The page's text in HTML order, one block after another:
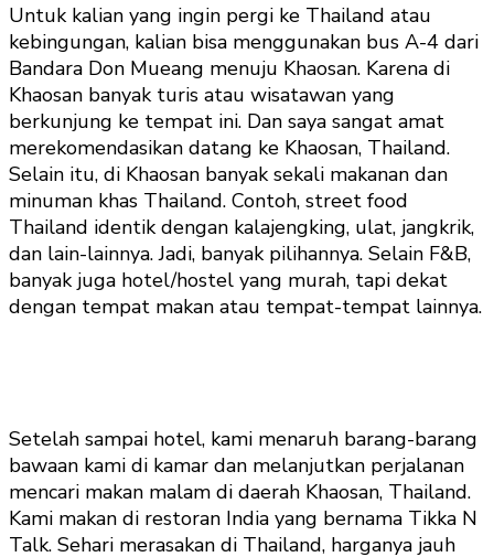
Untuk kalian yang ingin pergi ke Thailand atau
kebingungan, kalian bisa menggunakan bus A-4 dari
Bandara Don Mueang menuju Khaosan. Karena di
Khaosan banyak turis atau wisatawan yang
berkunjung ke tempat ini. Dan saya sangat amat
merekomendasikan datang ke Khaosan, Thailand.
Selain itu, di Khaosan banyak sekali makanan dan
minuman khas Thailand. Contoh, street food
Thailand identik dengan kalajengking, ulat, jangkrik,
dan lain-lainnya. Jadi, banyak pilihannya. Selain F&B,
banyak juga hotel/hostel yang murah, tapi dekat
dengan tempat makan atau tempat-tempat lainnya.
Setelah sampai hotel, kami menaruh barang-barang
bawaan kami di kamar dan melanjutkan perjalanan
mencari makan malam di daerah Khaosan, Thailand.
Kami makan di restoran India yang bernama Tikka N
Talk. Sehari merasakan di Thailand, harganya jauh